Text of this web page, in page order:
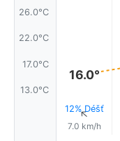
26.0°C
22.0°C
17.0°C
13.0°C
16.0°
12% Déšť
↑
7.0 km/h